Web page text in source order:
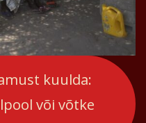
kuulda:
või võtke